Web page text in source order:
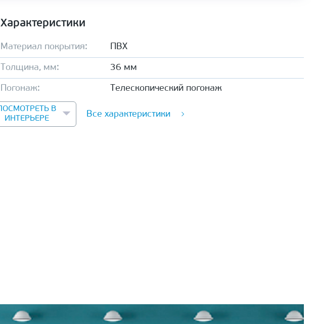
Характеристики
Материал покрытия: ПВХ
Толщина, мм: 36 мм
Погонаж: Телескопический погонаж
ПОСМОТРЕТЬ В
ИНТЕРЬЕРЕ
Все характеристики